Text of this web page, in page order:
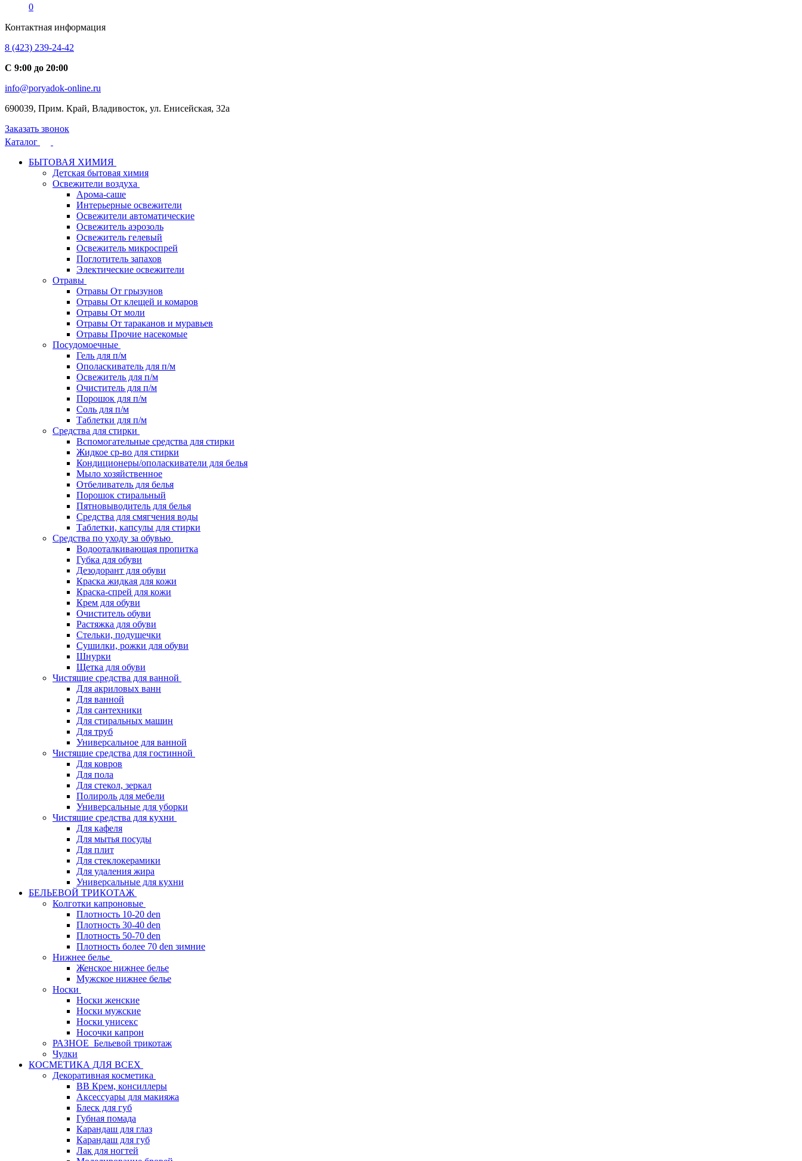
0
Контактная информация
8 (423) 239-24-42
С 9:00 до 20:00
info@poryadok-online.ru
690039, Прим. Край, Владивосток, ул. Енисейская, 32а
Заказать звонок
Каталог
БЫТОВАЯ ХИМИЯ
Детская бытовая химия
Освежители воздуха
Арома-саше
Интерьерные освежители
Освежители автоматические
Освежитель аэрозоль
Освежитель гелевый
Освежитель микроспрей
Поглотитель запахов
Электические освежители
Отравы
Отравы От грызунов
Отравы От клещей и комаров
Отравы От моли
Отравы От тараканов и муравьев
Отравы Прочие насекомые
Посудомоечные
Гель для п/м
Ополаскиватель для п/м
Освежитель для п/м
Очиститель для п/м
Порошок для п/м
Соль для п/м
Таблетки для п/м
Средства для стирки
Вспомогательные средства для стирки
Жидкое ср-во для стирки
Кондиционеры/ополаскиватели для белья
Мыло хозяйственное
Отбеливатель для белья
Порошок стиральный
Пятновыводитель для белья
Средства для смягчения воды
Таблетки, капсулы для стирки
Средства по уходу за обувью
Водооталкивающая пропитка
Губка для обуви
Дезодорант для обуви
Краска жидкая для кожи
Краска-спрей для кожи
Крем для обуви
Очиститель обуви
Растяжка для обуви
Стельки, подушечки
Сушилки, рожки для обуви
Шнурки
Щетка для обуви
Чистящие средства для ванной
Для акриловых ванн
Для ванной
Для сантехники
Для стиральных машин
Для труб
Универсальное для ванной
Чистящие средства для гостинной
Для ковров
Для пола
Для стекол, зеркал
Полироль для мебели
Универсальные для уборки
Чистящие средства для кухни
Для кафеля
Для мытья посуды
Для плит
Для стеклокерамики
Для удаления жира
Универсальные для кухни
БЕЛЬЕВОЙ ТРИКОТАЖ
Колготки капроновые
Плотность 10-20 den
Плотность 30-40 den
Плотность 50-70 den
Плотность более 70 den зимние
Нижнее белье
Женское нижнее белье
Мужское нижнее белье
Носки
Носки женские
Носки мужские
Носки унисекс
Носочки капрон
РАЗНОЕ_Бельевой трикотаж
Чулки
КОСМЕТИКА ДЛЯ ВСЕХ
Декоративная косметика
BB Крем, консиллеры
Аксессуары для макияжа
Блеск для губ
Губная помада
Карандаш для глаз
Карандаш для губ
Лак для ногтей